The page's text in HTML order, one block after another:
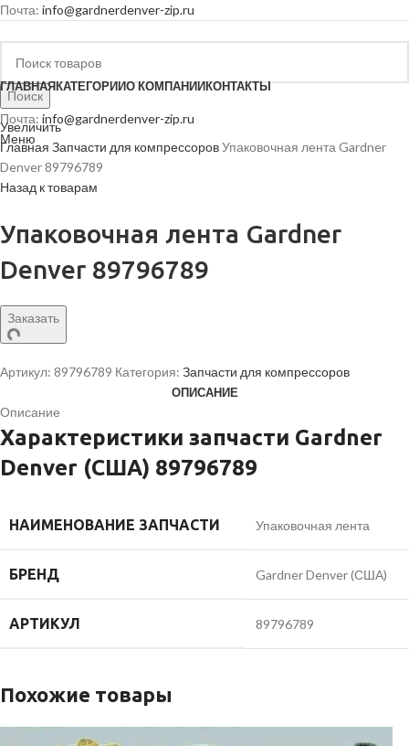
Почта: info@gardnerdenver-zip.ru
Поиск
Почта: info@gardnerdenver-zip.ru
Меню
ГЛАВНАЯКАТЕГОРИИО КОМПАНИИКОНТАКТЫ
Увеличить
Главная Запчасти для компрессоровУпаковочная лента Gardner
Denver 89796789
Назад к товарам
Упаковочная лента Gardner
Denver 89796789
Заказать
Артикул: 89796789 Категория: Запчасти для компрессоров
ОПИСАНИЕ
Описание
Характеристики запчасти Gardner
Denver (США) 89796789
НАИМЕНОВАНИЕ ЗАПЧАСТИ Упаковочная лента
БРЕНД Gardner Denver (США)
АРТИКУЛ 89796789
Похожие товары